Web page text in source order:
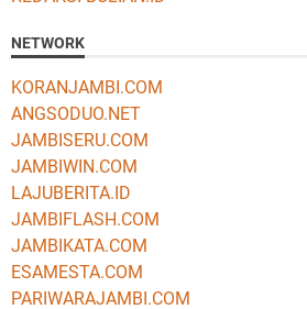
NETWORK
KORANJAMBI.COM
ANGSODUO.NET
JAMBISERU.COM
JAMBIWIN.COM
LAJUBERITA.ID
JAMBIFLASH.COM
JAMBIKATA.COM
ESAMESTA.COM
PARIWARAJAMBI.COM